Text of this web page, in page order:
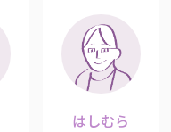
はしむら